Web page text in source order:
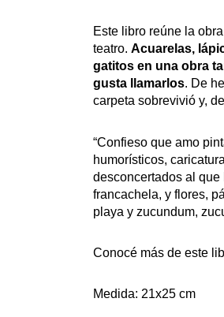
Este libro reúne la
teatro. Acuarelas,
gatitos en una obra
gusta llamarlos. De
carpeta sobrevivió y,
“Confieso que amo
humorísticos,
desconcertados al
francachela, y flores,
playa y zucundum,
Conocé más de este
Medida: 21x25 cm